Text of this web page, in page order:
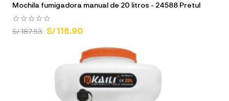
Mochila fumigadora manual de 20 litros - 24588 Pretul
S/ 187.53 S/ 118.90